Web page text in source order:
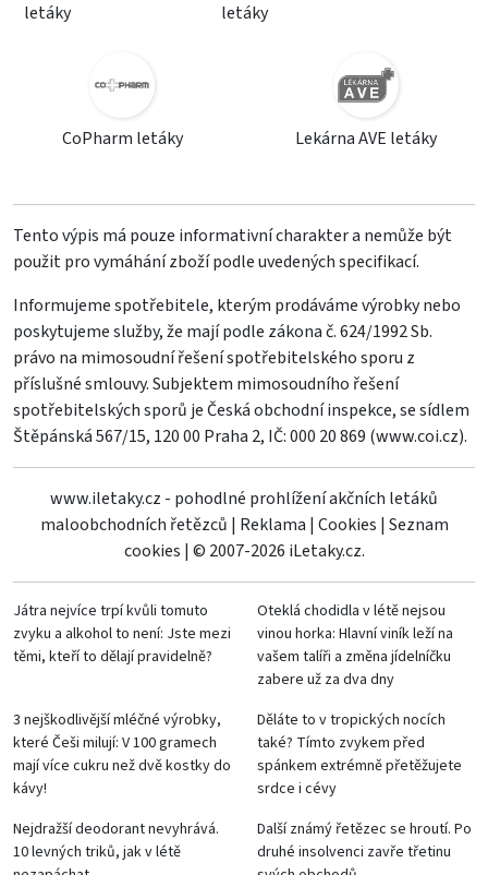
letáky
letáky
CoPharm letáky Lekárna AVE letáky
Tento výpis má pouze informativní charakter a nemůže být
použit pro vymáhání zboží podle uvedených specifikací.
Informujeme spotřebitele, kterým prodáváme výrobky nebo
poskytujeme služby, že mají podle zákona č. 624/1992 Sb.
právo na mimosoudní řešení spotřebitelského sporu z
příslušné smlouvy. Subjektem mimosoudního řešení
spotřebitelských sporů je Česká obchodní inspekce, se sídlem
Štěpánská 567/15, 120 00 Praha 2, IČ: 000 20 869 (www.coi.cz).
www.iletaky.cz - pohodlné prohlížení akčních letáků
maloobchodních řetězců | Reklama | Cookies | Seznam
cookies | © 2007-2026 iLetaky.cz.
Játra nejvíce trpí kvůli tomuto
zvyku a alkohol to není: Jste mezi
těmi, kteří to dělají pravidelně?
Oteklá chodidla v létě nejsou
vinou horka: Hlavní viník leží na
vašem talíři a změna jídelníčku
zabere už za dva dny
3 nejškodlivější mléčné výrobky,
které Češi milují: V 100 gramech
mají více cukru než dvě kostky do
kávy!
Děláte to v tropických nocích
také? Tímto zvykem před
spánkem extrémně přetěžujete
srdce i cévy
Nejdražší deodorant nevyhrává.
10 levných triků, jak v létě
Další známý řetězec se hroutí. Po
druhé insolvenci zavře třetinu